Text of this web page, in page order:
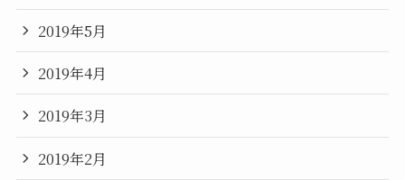
2019年5月
2019年4月
2019年3月
2019年2月